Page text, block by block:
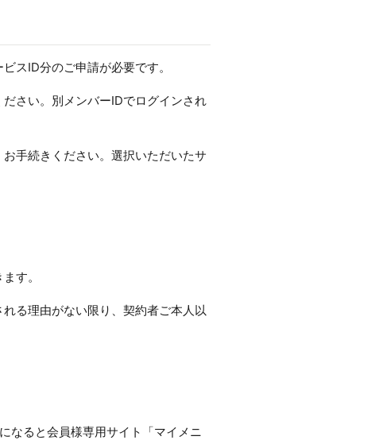
スID分のご申請が必要です。
さい。別メンバーIDでログインされ
手続きください。選択いただいたサ
す。
る理由がない限り、契約者ご本人以
なると会員様専用サイト「マイメニ